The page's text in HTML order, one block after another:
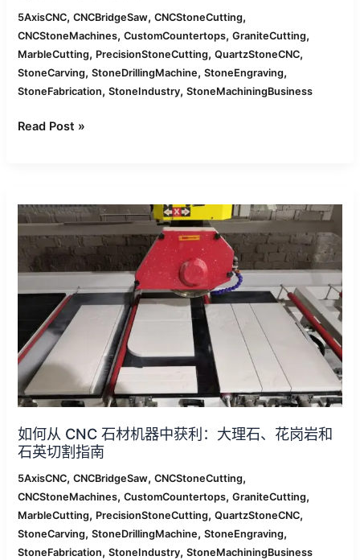
5AxisCNC,CNCBridgeSaw,CNCStoneCutting,
CNCStoneMachines,CustomCountertops,GraniteCutting,
MarbleCutting, PrecisionStoneCutting,QuartzStoneCNC,
StoneCarving,StoneDrillingMachine,StoneEngraving,
StoneFabrication,StoneIndustry,StoneMachiningBusiness
Read Post »
如何从 CNC 石材机器中获利：大理石、花岗岩和
石英切割指南
5AxisCNC,CNCBridgeSaw,CNCStoneCutting,
CNCStoneMachines,CustomCountertops,GraniteCutting,
MarbleCutting, PrecisionStoneCutting,QuartzStoneCNC,
StoneCarving,StoneDrillingMachine,StoneEngraving,
StoneFabrication,StoneIndustry,StoneMachiningBusiness
何
CNC
石
中
获
利：
大
石、
花
岗
岩
和
石
英